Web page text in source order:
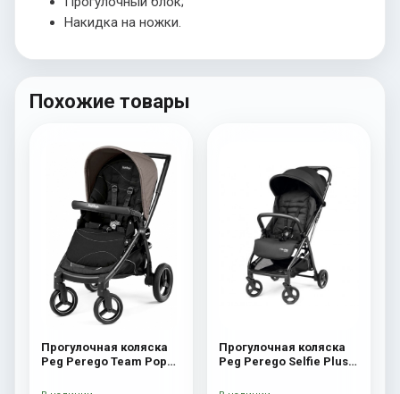
Накидка на ножки.
Похожие товары
Прогулочная коляска
Peg Perego Team Pop
Прогулочная коляска
Peg Perego Selfie Plus